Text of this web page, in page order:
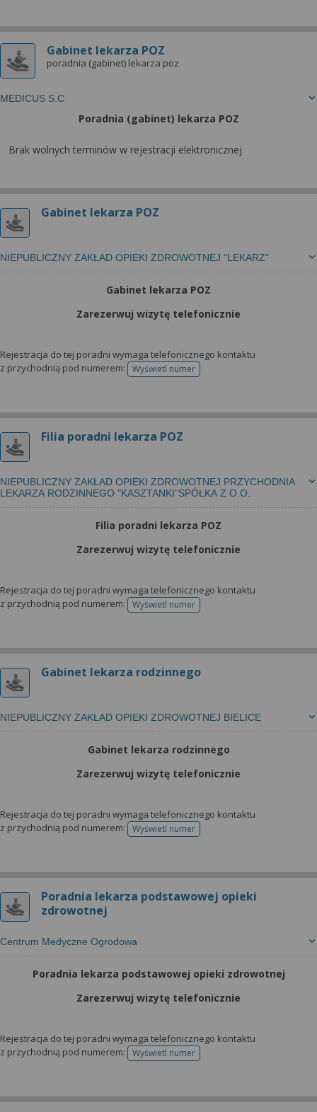
Gabinet lekarza POZ
poradnia (gabinet) lekarza poz
MEDICUS S.C
Poradnia (gabinet) lekarza POZ
Brak wolnych terminów w rejestracji elektronicznej
Gabinet lekarza POZ
NIEPUBLICZNY ZAKŁAD OPIEKI ZDROWOTNEJ "LEKARZ"
Gabinet lekarza POZ
Zarezerwuj wizytę telefonicznie
Rejestracja do tej poradni wymaga telefonicznego kontaktu
z przychodnią pod numerem:
Wyświetl numertelefonu do rejestracji
Filia poradni lekarza POZ
NIEPUBLICZNY ZAKŁAD OPIEKI ZDROWOTNEJ PRZYCHODNIA
LEKARZA RODZINNEGO "KASZTANKI"SPÓŁKA Z O.O.
Filia poradni lekarza POZ
Zarezerwuj wizytę telefonicznie
Rejestracja do tej poradni wymaga telefonicznego kontaktu
z przychodnią pod numerem:
Wyświetl numertelefonu do rejestracji
Gabinet lekarza rodzinnego
NIEPUBLICZNY ZAKŁAD OPIEKI ZDROWOTNEJ BIELICE
Gabinet lekarza rodzinnego
Zarezerwuj wizytę telefonicznie
Rejestracja do tej poradni wymaga telefonicznego kontaktu
z przychodnią pod numerem:
Wyświetl numertelefonu do rejestracji
Poradnia lekarza podstawowej opieki
zdrowotnej
Centrum Medyczne Ogrodowa
Poradnia lekarza podstawowej opieki zdrowotnej
Zarezerwuj wizytę telefonicznie
Rejestracja do tej poradni wymaga telefonicznego kontaktu
z przychodnią pod numerem:
Wyświetl numertelefonu do rejestracji
danych tylko w niektórych celach. Jeżeli chcesz
dowiedzieć się więcej lub chcesz przeprowadzić
konfigurację szczegółową, to możesz tego dokonać
narzędzi zewnętrznych w naszym serwisie
znajdziesz w Regulaminie Serwisu.